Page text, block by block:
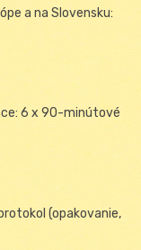
a na Slovensku:
6 x 90-minútové
(opakovanie,